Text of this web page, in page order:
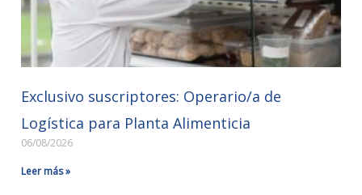
Exclusivo suscriptores: Operario/a de
Logística para Planta Alimenticia
06/08/2026
Leer más »